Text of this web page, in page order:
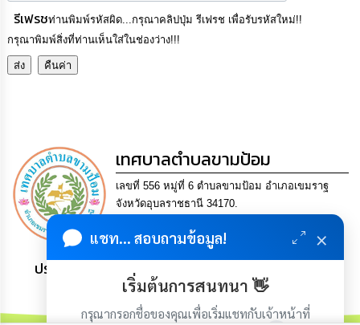
รีเฟรชท่านพิมพ์รหัสผิด...กรุณาคลิปปุ่ม รีเฟรช เพื่อรับรหัสใหม่!!
กรุณาพิมพ์สิ่งที่ท่านเห็นใส่ในช่องว่าง!!!
แชท... สอบถามข้อมูล! ×
เริ่มต้นการสนทนา 👋
กรุณากรอกชื่อของคุณเพื่อเริ่มแชทกับเจ้าหน้าที่
เทศบาลตำบลขามป้อม
เลขที่ 556 หมู่ที่ 6 ตำบลขามป้อม อำเภอเขมราฐ
จังหวัดอุบลราชธานี 34170.
saraban@khampomcity.go.th
ประชาชน มีภูมิคุ้มกัน พึ่งพาตนเอง พอเพียง เป็นสุข